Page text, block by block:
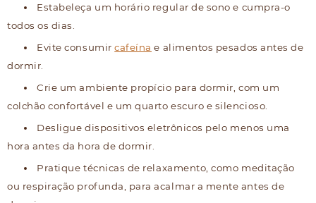
Estabeleça um horário regular de sono e cumpra-o
todos os dias.
Evite consumircafeína e alimentos pesados antes de
dormir.
Crie um ambiente propício para dormir, com um
colchão confortável e um quarto escuro e silencioso.
Desligue dispositivos eletrônicos pelo menos uma
hora antes da hora de dormir.
Pratique técnicas de relaxamento, como meditação
ou respiração profunda, para acalmar a mente antes de